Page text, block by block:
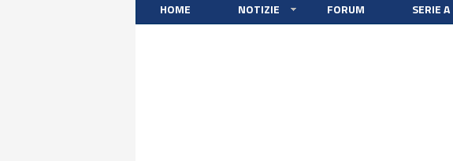
HOME NOTIZIE FORUM SERIE A